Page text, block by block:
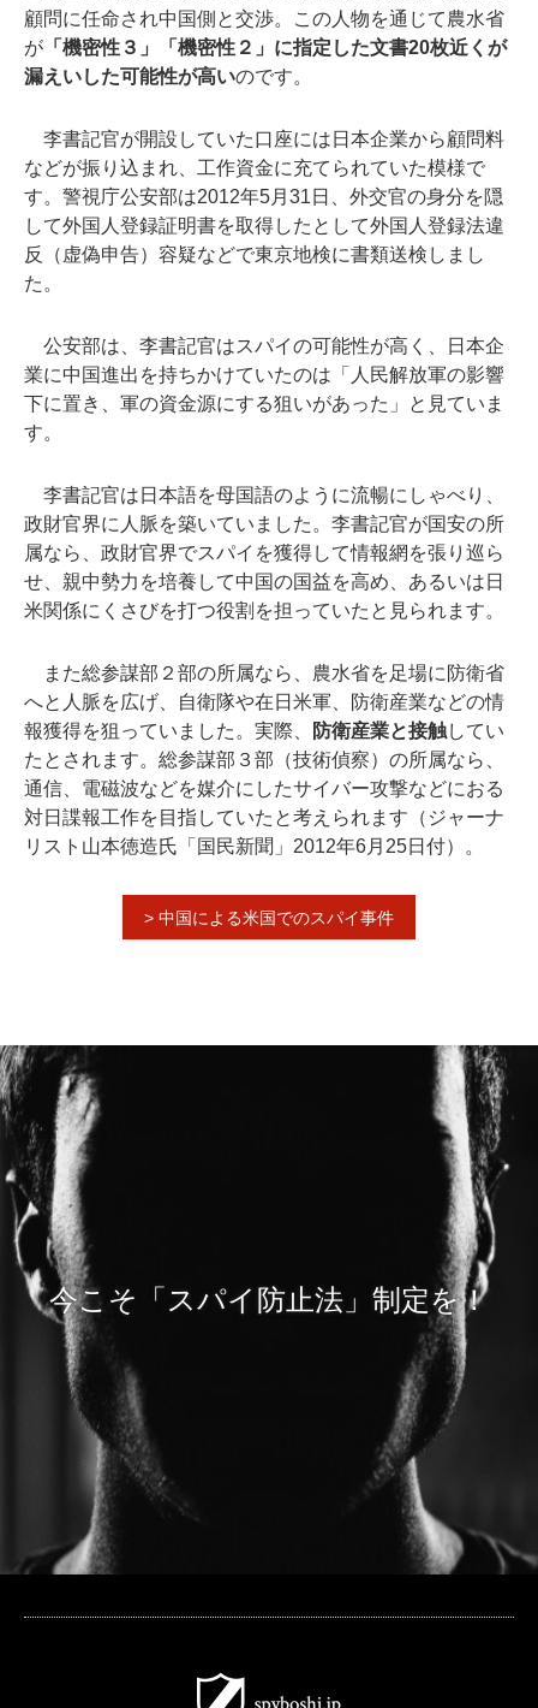
顧問に任命され中国側と交渉。この人物を通じて農水省
が 「機密性３」「機密性２」に指定した文書20枚近くが
漏えいした可能性が高いのです。
李書記官が開設していた口座には日本企業から顧問料
などが振り込まれ、工作資金に充てられていた模様で
す。警視庁公安部は2012年5月31日、外交官の身分を隠
して外国人登録証明書を取得したとして外国人登録法違
反（虚偽申告）容疑などで東京地検に書類送検しまし
た。
公安部は、李書記官はスパイの可能性が高く、日本企
業に中国進出を持ちかけていたのは「人民解放軍の影響
下に置き、軍の資金源にする狙いがあった」と見ていま
す。
李書記官は日本語を母国語のように流暢にしゃべり、
政財官界に人脈を築いていました。李書記官が国安の所
属なら、政財官界でスパイを獲得して情報網を張り巡ら
せ、親中勢力を培養して中国の国益を高め、あるいは日
米関係にくさびを打つ役割を担っていたと見られます。
また総参謀部２部の所属なら、農水省を足場に防衛省
へと人脈を広げ、自衛隊や在日米軍、防衛産業などの情
報獲得を狙っていました。実際、
防衛産業と接触してい
たとされます。総参謀部３部（技術偵察）の所属なら、
通信、電磁波などを媒介にしたサイバー攻撃などにおる
対日諜報工作を目指していたと考えられます（ジャーナ
リスト山本徳造氏「国民新聞」2012年6月25日付）。
> 中国による米国でのスパイ事件
今こそ「スパイ防止法」制定を！